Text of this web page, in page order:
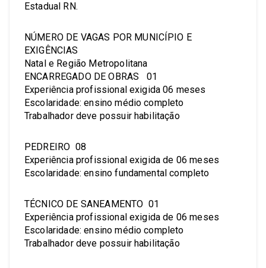
Estadual RN.
NÚMERO DE VAGAS POR MUNICÍPIO E
EXIGÊNCIAS
Natal e Região Metropolitana
ENCARREGADO DE OBRAS 01
Experiência profissional exigida 06 meses
Escolaridade: ensino médio completo
Trabalhador deve possuir habilitação
PEDREIRO 08
Experiência profissional exigida de 06 meses
Escolaridade: ensino fundamental completo
TÉCNICO DE SANEAMENTO 01
Experiência profissional exigida de 06 meses
Escolaridade: ensino médio completo
Trabalhador deve possuir habilitação